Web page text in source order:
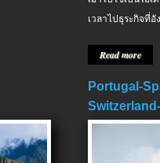
เวลาไปธุระกิจที่อั
Read more
Portugal-